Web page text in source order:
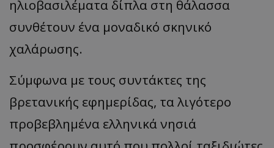
ηλιοβασιλέματα δίπλα στη θάλασσα
συνθέτουν ένα μοναδικό σκηνικό
χαλάρωσης.
Σύμφωνα με τους συντάκτες της
βρετανικής εφημερίδας, τα λιγότερο
προβεβλημένα ελληνικά νησιά